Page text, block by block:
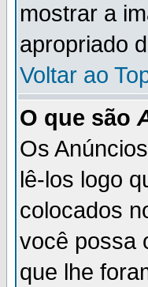
mostrar a
apropriado
Voltar ao
O que são
Os
lê-los logo
colocados
você possa
que lhe